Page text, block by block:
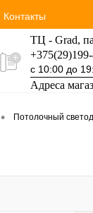
Контакты
ТЦ - Grad,
с 10:00 до
Адреса
+375(29)354-
• Потолочный